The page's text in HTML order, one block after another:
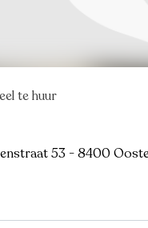
te huur
53 - 8400